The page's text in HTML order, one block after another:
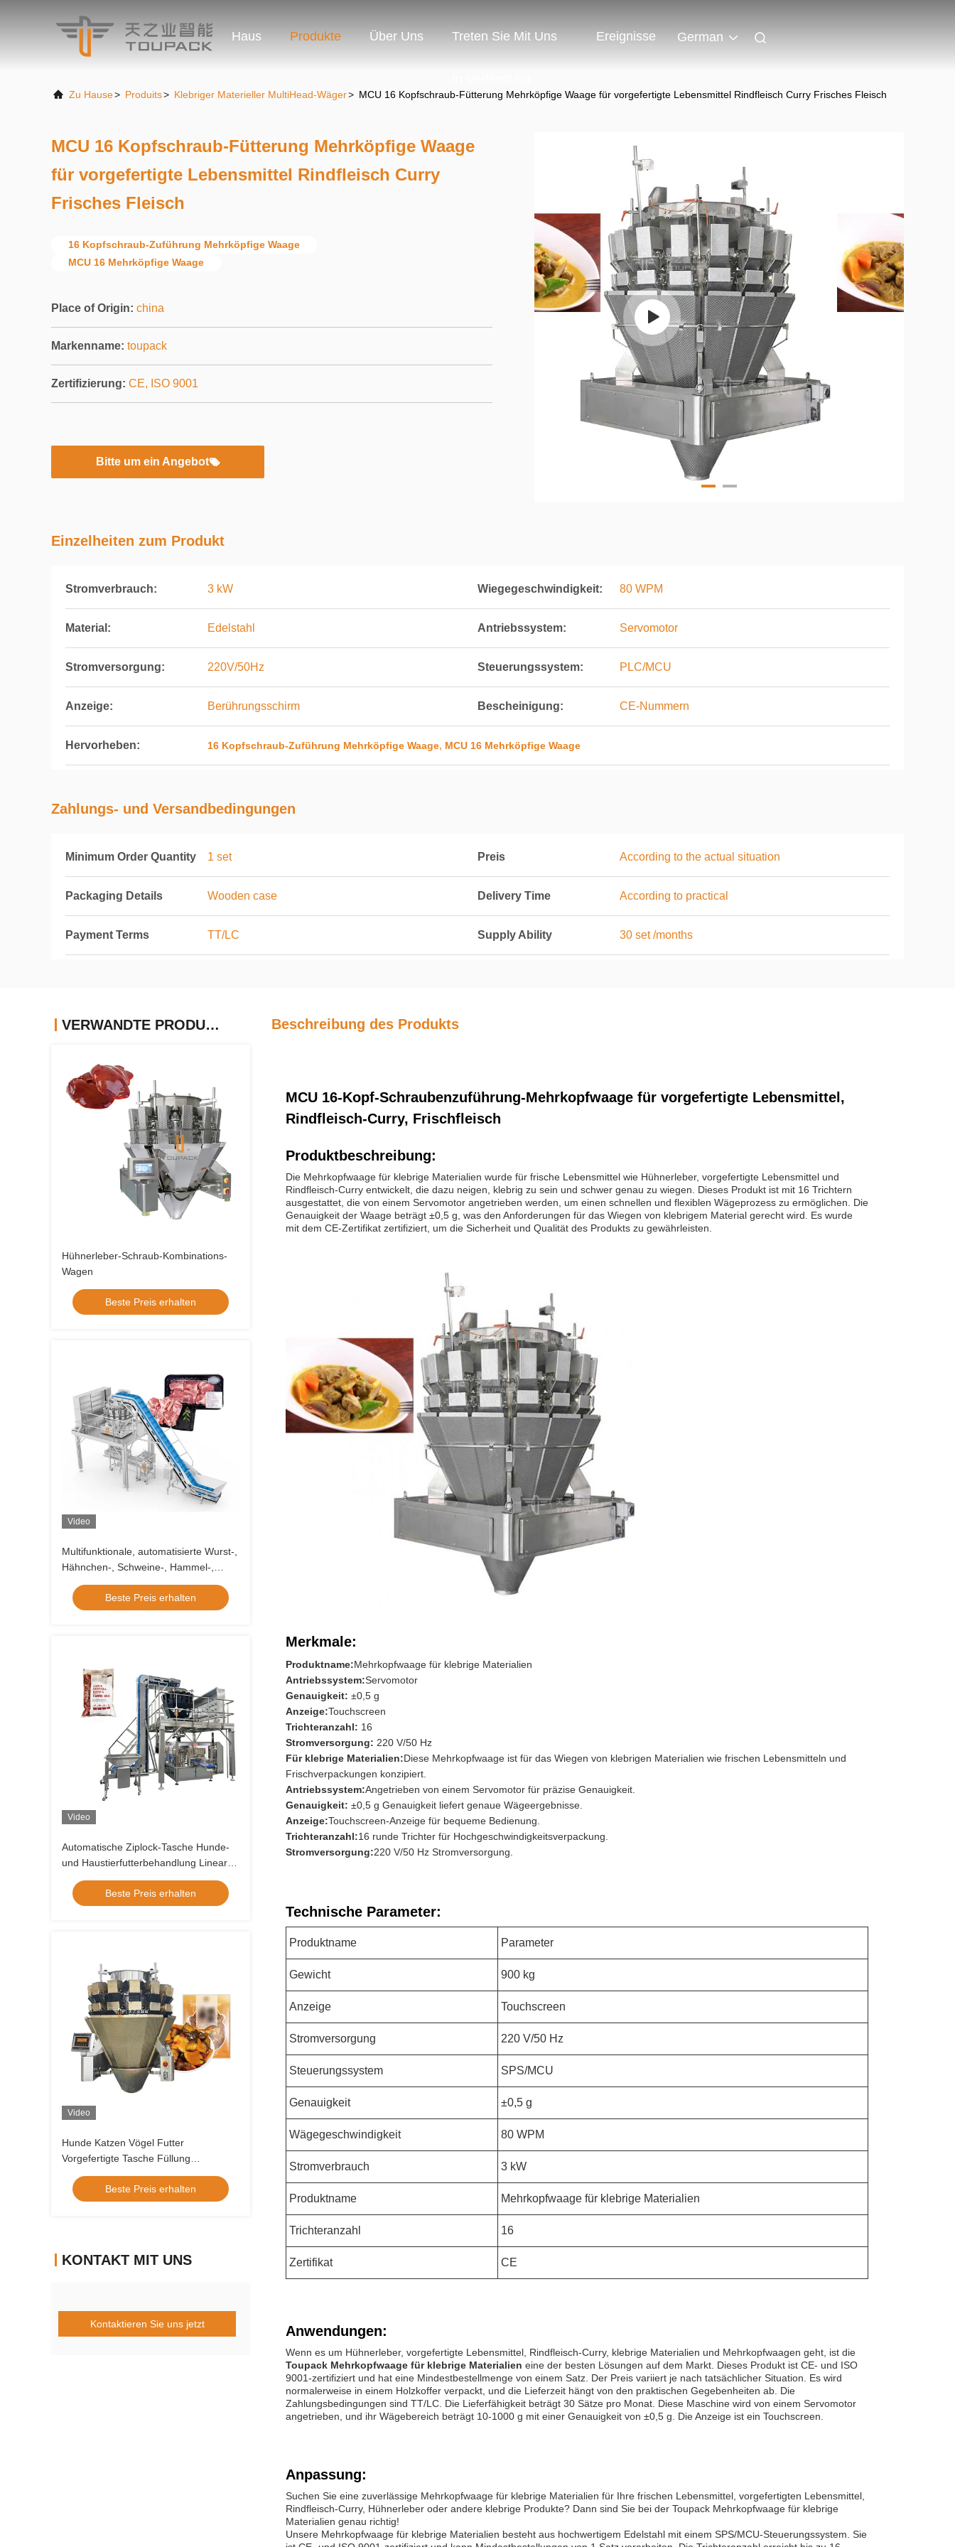
Haus Produkte Über Uns Treten Sie Mit Uns Ereignisse German
Zu Hause> Produits> Klebriger Materieller MultiHead-Wäger> MCU 16 Kopfschraub-Fütterung Mehrköpfige Waage für vorgefertigte Lebensmittel Rindfleisch Curry Frisches Fleisch
MCU 16 Kopfschraub-Fütterung Mehrköpfige Waage
für vorgefertigte Lebensmittel Rindfleisch Curry
Frisches Fleisch
16 Kopfschraub-Zuführung Mehrköpfige Waage
MCU 16 Mehrköpfige Waage
Place of Origin: china
Markenname: toupack
Zertifizierung: CE, ISO 9001
Bitte um ein Angebot
Einzelheiten zum Produkt
Stromverbrauch: 3 kW Wiegegeschwindigkeit: 80 WPM
Material: Edelstahl Antriebssystem: Servomotor
Stromversorgung: 220V/50Hz Steuerungssystem: PLC/MCU
Anzeige: Berührungsschirm Bescheinigung: CE-Nummern
Hervorheben: 16 Kopfschraub-Zuführung Mehrköpfige Waage, MCU 16 Mehrköpfige Waage
Zahlungs- und Versandbedingungen
Minimum Order Quantity 1 set Preis According to the actual situation
Packaging Details Wooden case Delivery Time According to practical
Payment Terms TT/LC Supply Ability 30 set /months
VERWANDTE PRODUKTE
Hühnerleber-Schraub-Kombinations-
Wagen
Beste Preis erhalten
Video
Multifunktionale, automatisierte Wurst-,
Hähnchen-, Schweine-, Hammel-,
Rind- und Fisch-
Schalenverpackungsmaschine,
Lebensmittel-Fleisch-Beutel-
Beste Preis erhalten
Video
Automatische Ziplock-Tasche Hunde-
und Haustierfutterbehandlung Lineare
Waage Verpackung Doypack
Verpackungsmaschine
Beste Preis erhalten
Video
Hunde Katzen Vögel Futter
Vorgefertigte Tasche Füllung
Versiegelungsanlage Haustierfutter
Reißverschluss Tasche
Verpackungsmaschine
Beste Preis erhalten
KONTAKT MIT UNS
Kontaktieren Sie uns jetzt
Beschreibung des Produkts
MCU 16-Kopf-Schraubenzuführung-Mehrkopfwaage für vorgefertigte Lebensmittel,
Rindfleisch-Curry, Frischfleisch
Produktbeschreibung:
Die Mehrkopfwaage für klebrige Materialien wurde für frische Lebensmittel wie Hühnerleber, vorgefertigte Lebensmittel und
Rindfleisch-Curry entwickelt, die dazu neigen, klebrig zu sein und schwer genau zu wiegen. Dieses Produkt ist mit 16 Trichtern
ausgestattet, die von einem Servomotor angetrieben werden, um einen schnellen und flexiblen Wägeprozess zu ermöglichen. Die
Genauigkeit der Waage beträgt ±0,5 g, was den Anforderungen für das Wiegen von klebrigem Material gerecht wird. Es wurde
mit dem CE-Zertifikat zertifiziert, um die Sicherheit und Qualität des Produkts zu gewährleisten.
Merkmale:
Produktname:Mehrkopfwaage für klebrige Materialien
Antriebssystem:Servomotor
Genauigkeit: ±0,5 g
Anzeige:Touchscreen
Trichteranzahl: 16
Stromversorgung: 220 V/50 Hz
Für klebrige Materialien:Diese Mehrkopfwaage ist für das Wiegen von klebrigen Materialien wie frischen Lebensmitteln und
Frischverpackungen konzipiert.
Antriebssystem:Angetrieben von einem Servomotor für präzise Genauigkeit.
Genauigkeit: ±0,5 g Genauigkeit liefert genaue Wägeergebnisse.
Anzeige:Touchscreen-Anzeige für bequeme Bedienung.
Trichteranzahl:16 runde Trichter für Hochgeschwindigkeitsverpackung.
Stromversorgung:220 V/50 Hz Stromversorgung.
Technische Parameter:
Produktname Parameter
Gewicht 900 kg
Anzeige Touchscreen
Stromversorgung 220 V/50 Hz
Steuerungssystem SPS/MCU
Genauigkeit ±0,5 g
Wägegeschwindigkeit 80 WPM
Stromverbrauch 3 kW
Produktname Mehrkopfwaage für klebrige Materialien
Trichteranzahl 16
Zertifikat CE
Anwendungen:
Wenn es um Hühnerleber, vorgefertigte Lebensmittel, Rindfleisch-Curry, klebrige Materialien und Mehrkopfwaagen geht, ist die
Toupack Mehrkopfwaage für klebrige Materialien eine der besten Lösungen auf dem Markt. Dieses Produkt ist CE- und ISO
9001-zertifiziert und hat eine Mindestbestellmenge von einem Satz. Der Preis variiert je nach tatsächlicher Situation. Es wird
normalerweise in einem Holzkoffer verpackt, und die Lieferzeit hängt von den praktischen Gegebenheiten ab. Die
Zahlungsbedingungen sind TT/LC. Die Lieferfähigkeit beträgt 30 Sätze pro Monat. Diese Maschine wird von einem Servomotor
angetrieben, und ihr Wägebereich beträgt 10-1000 g mit einer Genauigkeit von ±0,5 g. Die Anzeige ist ein Touchscreen.
Anpassung:
Suchen Sie eine zuverlässige Mehrkopfwaage für klebrige Materialien für Ihre frischen Lebensmittel, vorgefertigten Lebensmittel,
Rindfleisch-Curry, Hühnerleber oder andere klebrige Produkte? Dann sind Sie bei der Toupack Mehrkopfwaage für klebrige
Materialien genau richtig!
Unsere Mehrkopfwaage für klebrige Materialien besteht aus hochwertigem Edelstahl mit einem SPS/MCU-Steuerungssystem. Sie